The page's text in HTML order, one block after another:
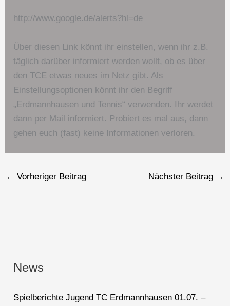
http://www.google.de/alerts?hl=de
Über diesen Link könnt ihr einstellen, wenn ihr z.B.
täglich darüber informiert werden wollt, ob es über
den TCE etwas neues im Netz gibt. Als
Einstellungsoptionen könnt ihr den Begriff
„Erdmannhausen und Tennis“ verwenden. Ihr werdet
dann per Mail informiert. Probiert es mal aus, dann
gehen euch (fast) keine Informationen verloren.
← Vorheriger Beitrag Nächster Beitrag →
News
Spielberichte Jugend TC Erdmannhausen 01.07. –